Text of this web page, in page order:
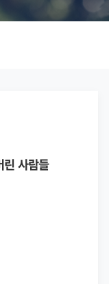
사람들